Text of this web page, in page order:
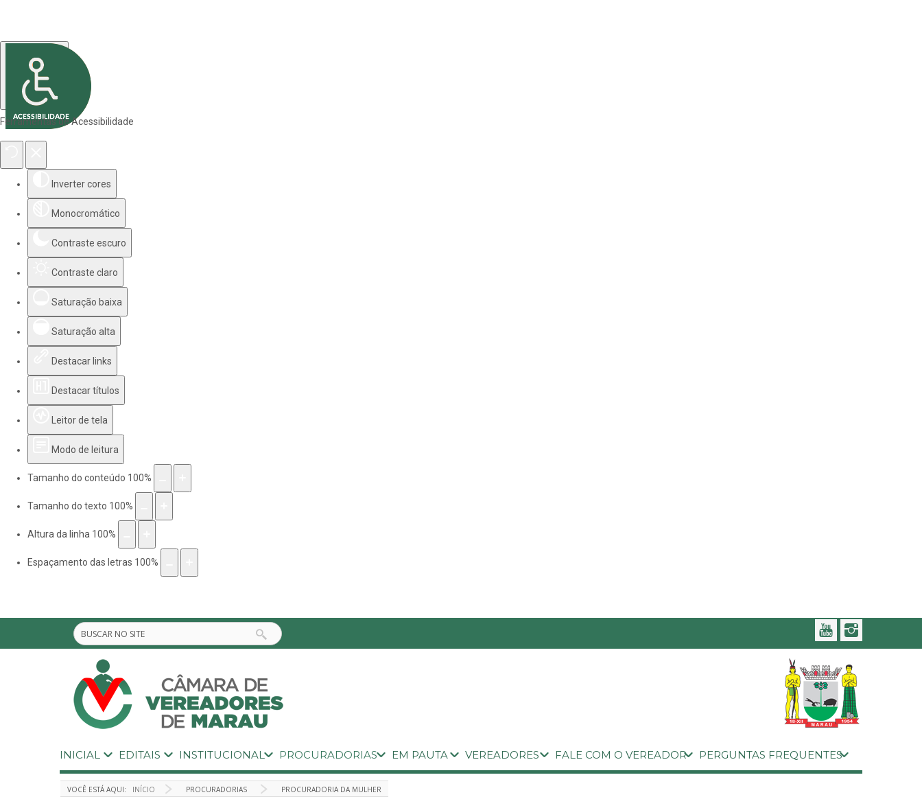
Ferramentas de Acessibilidade
Inverter cores
Monocromático
Contraste escuro
Contraste claro
Saturação baixa
Saturação alta
Destacar links
Destacar títulos
Leitor de tela
Modo de leitura
Tamanho do conteúdo 100%
Tamanho do texto 100%
Altura da linha 100%
Espaçamento das letras 100%
INICIAL EDITAIS INSTITUCIONAL PROCURADORIAS EM PAUTA VEREADORES FALE COM O VEREADOR PERGUNTAS FREQUENTES
VOCÊ ESTÁ AQUI: INÍCIO PROCURADORIAS PROCURADORIA DA MULHER